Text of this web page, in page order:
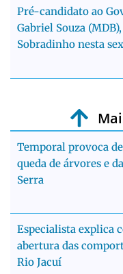
Pré-candidato ao
Gabriel Souza
Sobradinho nesta
Temporal provoca
queda de árvores e
Serra
Especialista explica
abertura das
Rio Jacuí